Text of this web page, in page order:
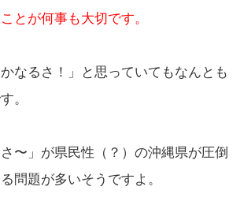
とが何事も大切です。
なるさ！」と思っていてもなんとも
。
さ〜」が県民性（？）の沖縄県が圧倒
問題が多いそうですよ。